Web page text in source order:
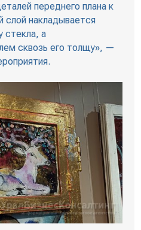
переднего плана к
накладывается
стекла, а
сквозь его толщу», —